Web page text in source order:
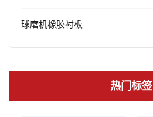
球磨机橡胶衬板
热门标签